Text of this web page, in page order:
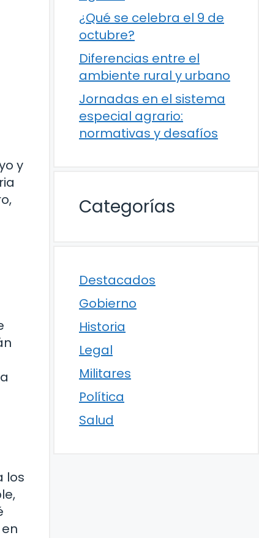
y
los
¿Qué se celebra el 9 de
octubre?
Diferencias entre el
ambiente rural y urbano
Jornadas en el sistema
especial agrario:
normativas y desafíos
Categorías
Destacados
Gobierno
Historia
Legal
Militares
Política
Salud